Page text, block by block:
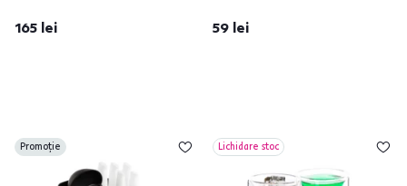
165 lei 59 lei
Promoție Lichidare stoc